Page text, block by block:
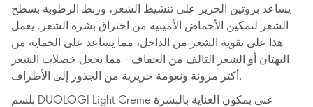
يساعد بروتين الحرير على تنشيط الشعر، وربط الرطوبة بسطح
الشعر لتمكين الأحماض الأمينية من اختراق بشرة الشعر. يعمل
هذا على تقوية الشعر من الداخل، مما يساعد على الحماية من
البهتان أو الشعر التالف من الجفاف - مما يجعل خصلات الشعر
أكثر مرونة ونعومة حريرية من الجذور إلى الأطراف.
بلسم DUOLOGI Light Creme غني بمكون العناية بالبشرة